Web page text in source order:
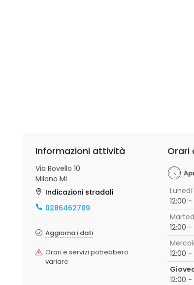
Informazioni attività
Via Rovello 10
Milano MI
Indicazioni stradali
0286462709
Aggiorna i dati
Orari e servizi potrebbero
variare
Orari
Lunedì
12:00
12:00
12:00
12:00